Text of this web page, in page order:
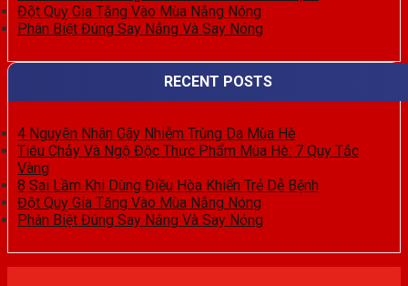
Đột Quỵ Gia Tăng Vào Mùa Nắng Nóng
Phân Biệt Đúng Say Nắng Và Say Nóng
RECENT POSTS
4 Nguyên Nhân Gây Nhiễm Trùng Da Mùa Hè
Tiêu Chảy Và Ngộ Độc Thực Phẩm Mùa Hè: 7 Quy Tắc
Vàng
8 Sai Lầm Khi Dùng Điều Hòa Khiến Trẻ Dễ Bệnh
Đột Quỵ Gia Tăng Vào Mùa Nắng Nóng
Phân Biệt Đúng Say Nắng Và Say Nóng